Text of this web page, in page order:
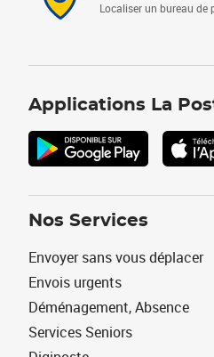
Localiser un bureau de
Applications La
Nos Services
Envoyer sans vous déplacer
Envois urgents
Déménagement, Absence
Services Seniors